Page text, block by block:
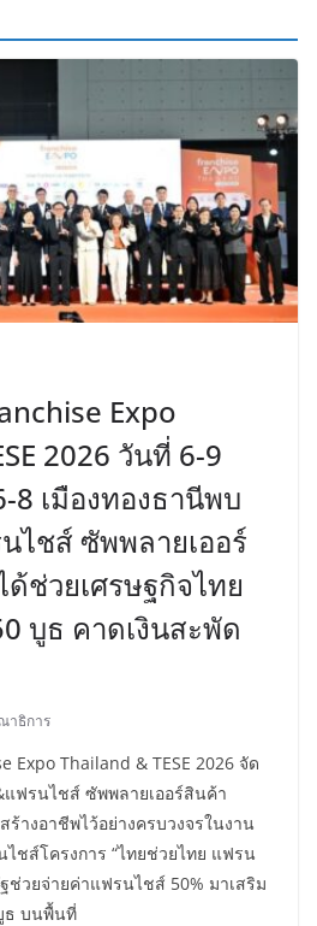
Expo
2026 วันที่ 6-9
8 เมืองทองธานีพบ
ไชส์ ซัพพลายเออร์
ช่วยเศรษฐกิจไทย
บูธ คาดเงินสะพัด
าธิการ
Expo Thailand & TESE 2026 จัด
ฟรนไชส์ ซัพพลายเออร์สินค้า
างอาชีพไว้อย่างครบวงจรในงาน
ชส์โครงการ “ไทยช่วยไทย แฟรน
ช่วยจ่ายค่าแฟรนไชส์ 50% มาเสริม
ธ บนพื้นที่